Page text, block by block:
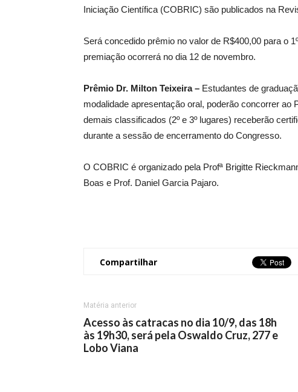
Iniciação Científica (COBRIC) são publicados na
Será concedido prêmio no valor de R$400,00 para o
premiação ocorrerá no dia 12 de novembro.
Prêmio Dr. Milton Teixeira – Estudantes de
modalidade apresentação oral, poderão concorrer ao
demais classificados (2º e 3º lugares) receberão
durante a sessão de encerramento do Congresso.
O COBRIC é organizado pela Profª Brigitte
Boas e Prof. Daniel Garcia Pajaro.
Compartilhar
Matéria anterior
Acesso às catracas no dia 10/9, das 18h
às 19h30, será pela Oswaldo Cruz, 277 e
Lobo Viana